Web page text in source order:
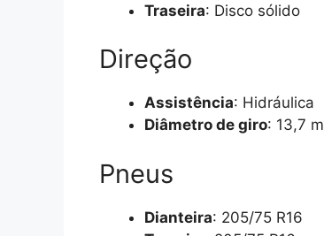
Traseira: Disco sólido
Direção
Assistência: Hidráulica
Diâmetro de giro: 13,7 m
Pneus
Dianteira: 205/75 R16